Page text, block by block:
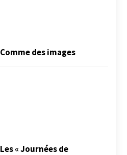
Comme des images
Les « Journées de